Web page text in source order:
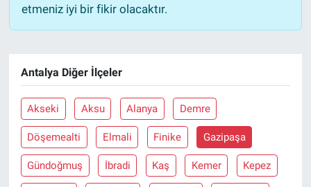
etmeniz iyi bir fikir olacaktır.
Antalya Diğer İlçeler
Akseki Aksu Alanya Demre
Döşemealti Elmali Finike Gazipaşa
Gündoğmuş İbradi Kaş Kemer Kepez